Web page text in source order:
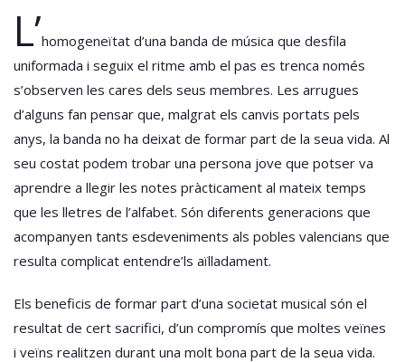
L’homogeneïtat d’una banda de música que desfila
uniformada i seguix el ritme amb el pas es trenca només
s’observen les cares dels seus membres. Les arrugues
d’alguns fan pensar que, malgrat els canvis portats pels
anys, la banda no ha deixat de formar part de la seua vida. Al
seu costat podem trobar una persona jove que potser va
aprendre a llegir les notes pràcticament al mateix temps
que les lletres de l’alfabet. Són diferents generacions que
acompanyen tants esdeveniments als pobles valencians que
resulta complicat entendre’ls aïlladament.
Els beneficis de formar part d’una societat musical són el
resultat de cert sacrifici, d’un compromís que moltes veïnes
i veïns realitzen durant una molt bona part de la seua vida.